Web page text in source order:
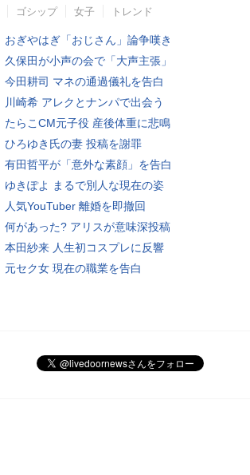
ゴシップ 女子 トレンド
おぎやはぎ「おじさん」論争嘆き
久保田が小声の会で「大声主張」
今田耕司 マネの通過儀礼を告白
川崎希 アレクとナンパで出会う
たらこCM元子役 産後体重に悲鳴
ひろゆき氏の妻 投稿を謝罪
有田哲平が「意外な素顔」を告白
ゆきぽよ まるで別人な現在の姿
人気YouTuber 離婚を即撤回
何があった? アリスが意味深投稿
本田紗来 人生初コスプレに反響
元セク女 現在の職業を告白